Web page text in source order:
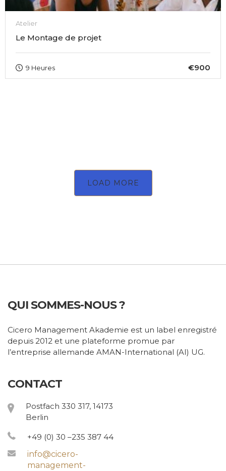
Atelier
Le Montage de projet
9 Heures €900
LOAD MORE
QUI SOMMES-NOUS ?
Cicero Management Akademie est un label enregistré
depuis 2012 et une plateforme promue par
l’entreprise allemande AMAN-International (AI) UG.
CONTACT
Postfach 330 317, 14173
Berlin
+49 (0) 30 –235 387 44
info@cicero-
management-